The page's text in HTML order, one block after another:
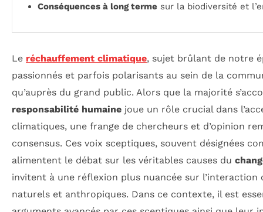
Conséquences à long terme sur la biodiversité et
Le réchauffement climatique, sujet brûlant de notre
passionnés et parfois polarisants au sein de la
qu’auprès du grand public. Alors que la majorité
responsabilité humaine joue un rôle crucial dans
climatiques, une frange de chercheurs et d’opinion
consensus. Ces voix sceptiques, souvent désignées
alimentent le débat sur les véritables causes du
invitent à une réflexion plus nuancée sur l’interaction
naturels et anthropiques. Dans ce contexte, il est